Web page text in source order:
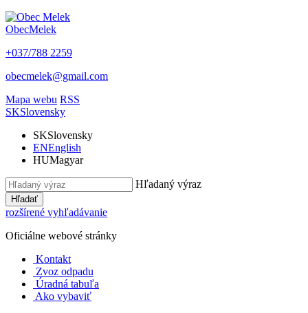
ObecMelek
+037/788 2259
obecmelek@gmail.com
Mapa webu RSS
SKSlovensky
SKSlovensky
ENEnglish
HUMagyar
Hľadaný výraz
Hľadať
rozšírené vyhľadávanie
Oficiálne webové stránky
Kontakt
Zvoz odpadu
Úradná tabuľa
Ako vybaviť